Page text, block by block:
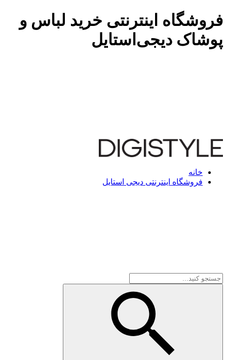
فروشگاه اینترنتی خرید لباس و
پوشاک دیجی‌استایل
خانه
فروشگاه اینترنتی دیجی استایل